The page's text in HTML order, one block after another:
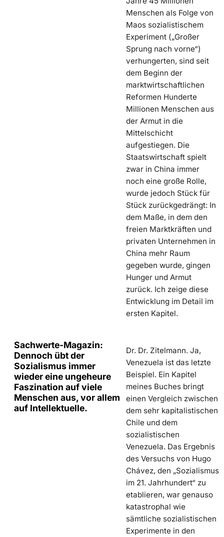
Menschen als Folge von
Maos sozialistischem
Experiment („Großer
Sprung nach vorne“)
verhungerten, sind seit
dem Beginn der
marktwirtschaftlichen
Reformen Hunderte
Millionen Menschen aus
der Armut in die
Mittelschicht
aufgestiegen. Die
Staatswirtschaft spielt
zwar in China immer
noch eine große Rolle,
wurde jedoch Stück für
Stück zurückgedrängt: In
dem Maße, in dem den
freien Marktkräften und
privaten Unternehmen in
China mehr Raum
gegeben wurde, gingen
Hunger und Armut
zurück. Ich zeige diese
Entwicklung im Detail im
ersten Kapitel.
Sachwerte-Magazin:
Dennoch übt der
Sozialismus immer
wieder eine ungeheure
Faszination auf viele
Menschen aus, vor allem
auf Intellektuelle.
Dr. Dr. Zitelmann. Ja,
Venezuela ist das letzte
Beispiel. Ein Kapitel
meines Buches bringt
einen Vergleich zwischen
dem sehr kapitalistischen
Chile und dem
sozialistischen
Venezuela. Das Ergebnis
des Versuchs von Hugo
Chávez, den „Sozialismus
im 21. Jahrhundert“ zu
etablieren, war genauso
katastrophal wie
sämtliche sozialistischen
Experimente in den